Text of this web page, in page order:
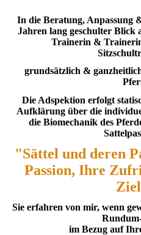
In die Beratung, Anpassung
Jahren lang geschulter Blick
Trainerin &
grundsätzlich &
Die Adspektion erfolgt
Aufklärung über die
die Biomechanik des
"Sättel und deren
Passion, Ihre
Sie erfahren von mir, wenn
im Bezug auf